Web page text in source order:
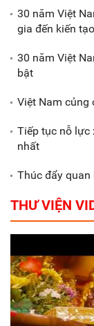
30 năm Việt
gia đến kiến tạo
30 năm Việt
bật
Việt Nam củng
Tiếp tục nỗ lực
nhất
Thúc đẩy quan
THƯ VIỆN